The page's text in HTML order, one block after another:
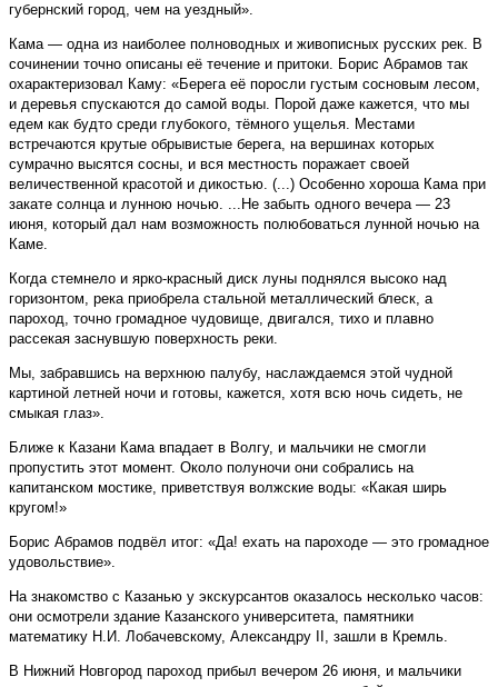
губернский город, чем на уездный».
Кама — одна из наиболее полноводных и живописных русских рек. В
сочинении точно описаны её течение и притоки. Борис Абрамов так
охарактеризовал Каму: «Берега её поросли густым сосновым лесом,
и деревья спускаются до самой воды. Порой даже кажется, что мы
едем как будто среди глубокого, тёмного ущелья. Местами
встречаются крутые обрывистые берега, на вершинах которых
сумрачно высятся сосны, и вся местность поражает своей
величественной красотой и дикостью. (...) Особенно хороша Кама при
закате солнца и лунною ночью. ...Не забыть одного вечера — 23
июня, который дал нам возможность полюбоваться лунной ночью на
Каме.
Когда стемнело и ярко-красный диск луны поднялся высоко над
горизонтом, река приобрела стальной металлический блеск, а
пароход, точно громадное чудовище, двигался, тихо и плавно
рассекая заснувшую поверхность реки.
Мы, забравшись на верхнюю палубу, наслаждаемся этой чудной
картиной летней ночи и готовы, кажется, хотя всю ночь сидеть, не
смыкая глаз».
Ближе к Казани Кама впадает в Волгу, и мальчики не смогли
пропустить этот момент. Около полуночи они собрались на
капитанском мостике, приветствуя волжские воды: «Какая ширь
кругом!»
Борис Абрамов подвёл итог: «Да! ехать на пароходе — это громадное
удовольствие».
На знакомство с Казанью у экскурсантов оказалось несколько часов:
они осмотрели здание Казанского университета, памятники
математику Н.И. Лобачевскому, Александру II, зашли в Кремль.
В Нижний Новгород пароход прибыл вечером 26 июня, и мальчики